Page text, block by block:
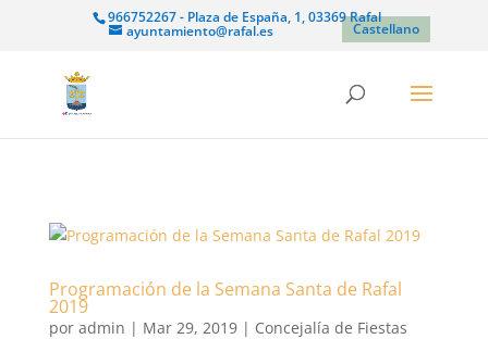
966752267 - Plaza de España, 1, 03369 Rafal
ayuntamiento@rafal.es Castellano
Programación de la Semana Santa de Rafal
2019
por admin | Mar 29, 2019| Concejalía de Fiestas